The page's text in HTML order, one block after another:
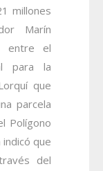
millones
Marín
entre el
para la
que
parcela
Polígono
indicó que
del